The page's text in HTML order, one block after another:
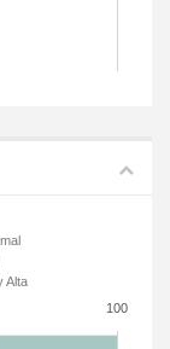
100
Alta